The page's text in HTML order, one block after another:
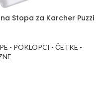
Stopa za Karcher Puzzi
- POKLOPCI - ČETKE -